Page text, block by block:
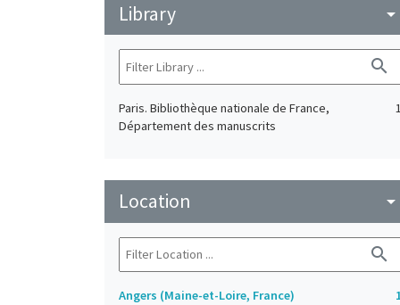
Library arrow_drop_down
search
Paris. Bibliothèque nationale de France,
Département des manuscrits
1
Location arrow_drop_down
search
Angers (Maine-et-Loire, France)